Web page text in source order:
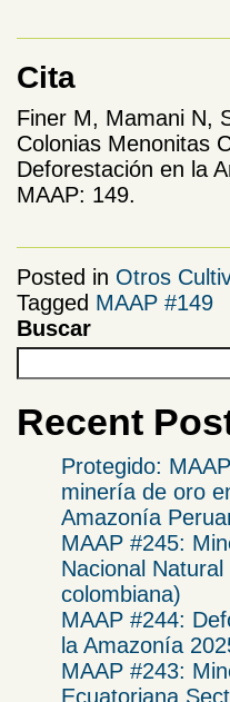
Cita
Finer M, Mamani N,
Colonias Menonitas
Deforestación en la
MAAP: 149.
Posted in Otros
Tagged MAAP #149
Buscar
Recent
Protegido:
minería de oro
Amazonía
MAAP #245:
Nacional
colombiana)
MAAP #244:
la Amazonía
​MAAP #243:
Ecuatoriana